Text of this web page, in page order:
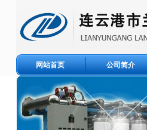
网站首页 公司简介